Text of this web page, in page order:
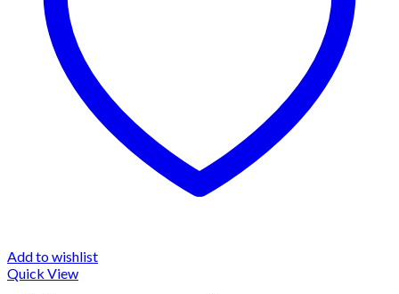
Add to wishlist
Quick View